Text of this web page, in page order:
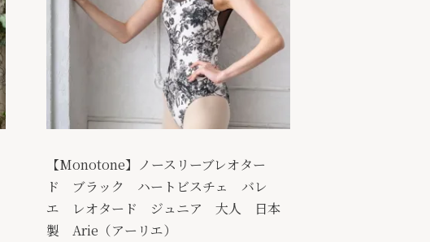
【Monotone】ノースリーブレオター
ド ブラック ハートビスチェ バレ
エ レオタード ジュニア 大人 日本
製 Arie（アーリエ）